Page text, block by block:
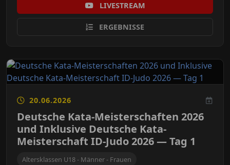
LIVESTREAM
ERGEBNISSE
20.06.2026
Deutsche Kata-Meisterschaften 2026
und Inklusive Deutsche Kata-
Meisterschaft ID-Judo 2026 — Tag 1
Altersklassen U18 - Männer - Frauen